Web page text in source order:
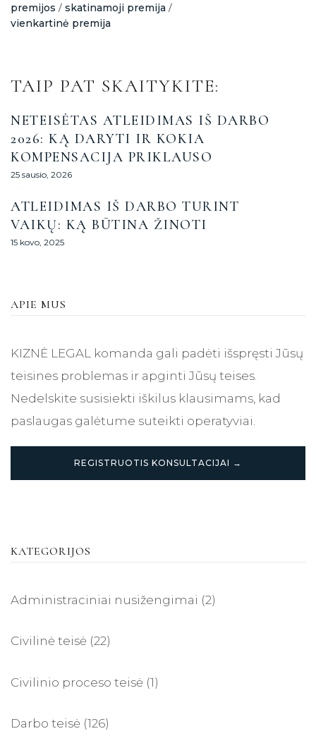
premijos / skatinamoji premija /
vienkartinė premija
TAIP PAT SKAITYKITE:
NETEISĖTAS ATLEIDIMAS IŠ DARBO
2026: KĄ DARYTI IR KOKIA
KOMPENSACIJA PRIKLAUSO
25 sausio, 2026
ATLEIDIMAS IŠ DARBO TURINT
VAIKŲ: KĄ BŪTINA ŽINOTI
15 kovo, 2025
APIE MUS
KIZNĖ LEGAL komanda gali padėti išspręsti Jūsų
teisines problemas ir apginti Jūsų teises.
Nedelskite susisiekti iškilus klausimams, kad
paslaugas galėtume suteikti operatyviai.
REGISTRUOTIS KONSULTACIJAI →
KATEGORIJOS
Administraciniai nusižengimai (2)
Civilinė teisė (22)
Civilinio proceso teisė (1)
Darbo teisė (126)